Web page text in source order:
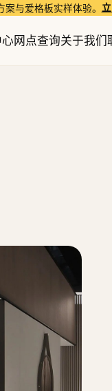
与爱格板实样体验。
网点查询关于我们